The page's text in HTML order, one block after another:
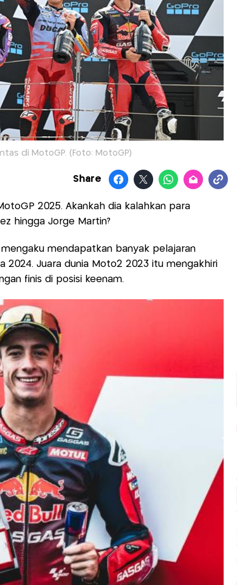
di MotoGP. (Foto: MotoGP)
Share
2025. Akankah dia kalahkan para
hingga Jorge Martin?
mendapatkan banyak pelajaran
2024. Juara dunia Moto2 2023 itu mengakhiri
finis di posisi keenam.